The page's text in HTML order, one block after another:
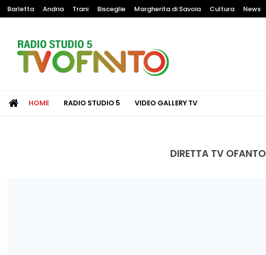
Barletta Andria Trani Bisceglie Margherita di Savoia Cultura News
HOME RADIO STUDIO 5 VIDEO GALLERY TV
DIRETTA TV OFANTO